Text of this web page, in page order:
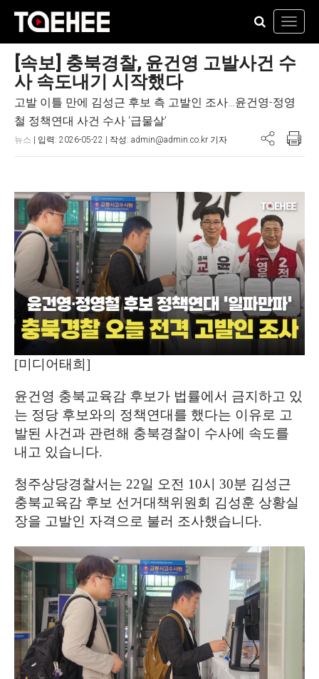
[속보] 충북경찰, 윤건영 고발사건 수
사 속도내기 시작했다
고발 이틀 만에 김성근 후보 측 고발인 조사…윤건영-정영
철 정책연대 사건 수사 ‘급물살’
뉴스 | 입력: 2026-05-22 | 작성: admin@admin.co.kr 기자
[미디어태희 ]
윤건영 충북교육감 후보가 법률에서 금지하고 있
는 정당 후보와의 정책연대를 했다는 이유로 고
발된 사건과 관련해 충북경찰이 수사에 속도를
내고 있습니다.
청주상당경찰서는 22일 오전 10시 30분 김성근
충북교육감 후보 선거대책위원회 김성훈 상황실
장을 고발인 자격으로 불러 조사했습니다.